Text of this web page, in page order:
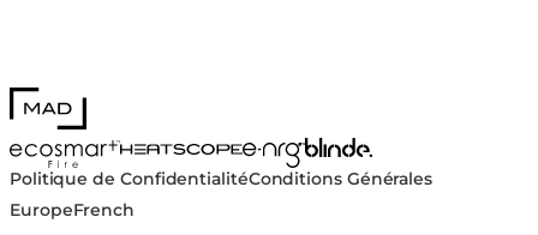
MAD Design
EcoSmart FireHEATSCOPE® Heaters
e-NRG Bioethanol
Blinde Design
Politique de ConfidentialitéConditions Générales
EuropeFrench